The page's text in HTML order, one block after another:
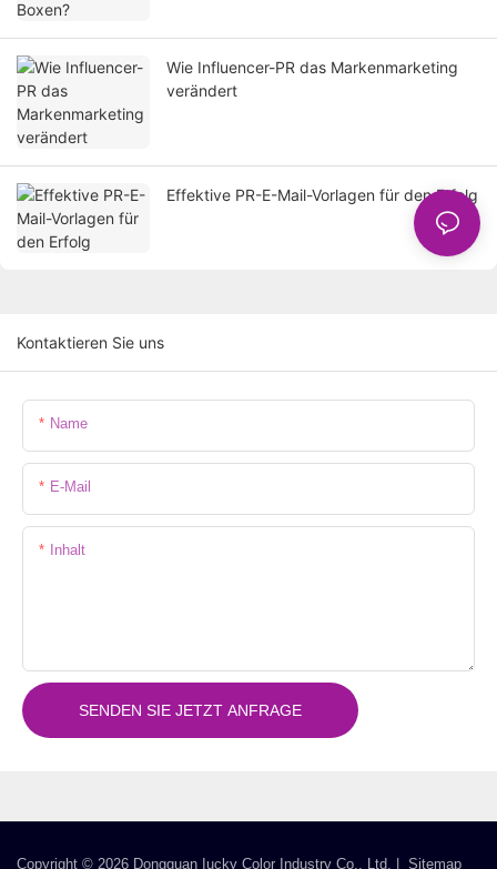
Wie Influencer-PR das Markenmarketing
verändert
Effektive PR-E-Mail-Vorlagen für den Erfolg
Kontaktieren Sie uns
Name
E-Mail
Inhalt
SENDEN SIE JETZT ANFRAGE
Copyright © 2026 Dongguan Iucky Color Industry Co., Ltd. | Sitemap